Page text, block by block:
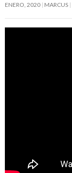
ENERO, 2020 MARCUS